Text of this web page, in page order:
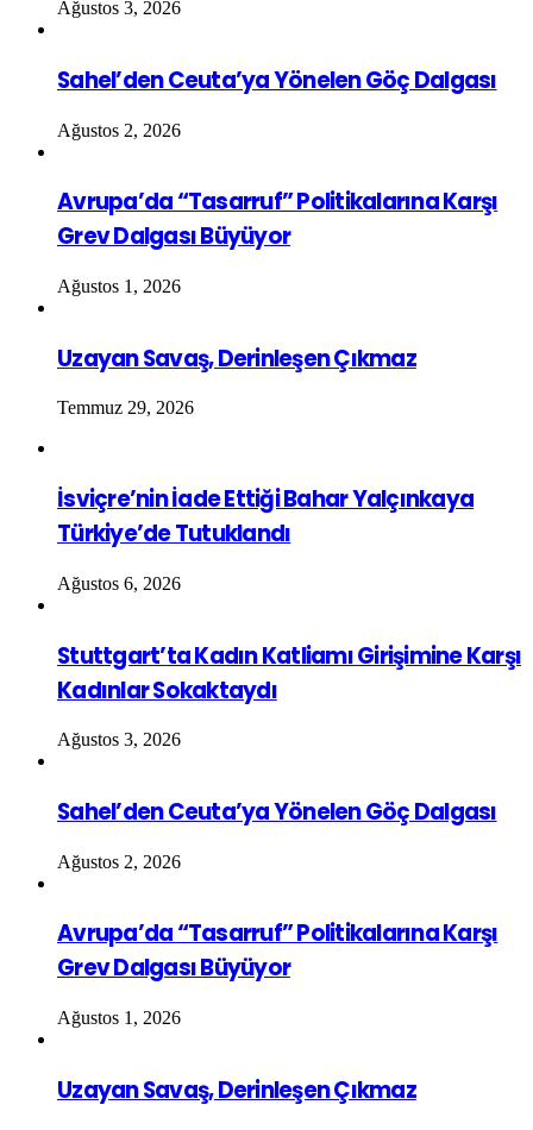
Ağustos 3, 2026
Sahel’den Ceuta’ya Yönelen Göç Dalgası
Ağustos 2, 2026
Avrupa’da “Tasarruf” Politikalarına Karşı
Grev Dalgası Büyüyor
Ağustos 1, 2026
Uzayan Savaş, Derinleşen Çıkmaz
Temmuz 29, 2026
İsviçre’nin İade Ettiği Bahar Yalçınkaya
Türkiye’de Tutuklandı
Ağustos 6, 2026
Stuttgart’ta Kadın Katliamı Girişimine Karşı
Kadınlar Sokaktaydı
Ağustos 3, 2026
Sahel’den Ceuta’ya Yönelen Göç Dalgası
Ağustos 2, 2026
Avrupa’da “Tasarruf” Politikalarına Karşı
Grev Dalgası Büyüyor
Ağustos 1, 2026
Uzayan Savaş, Derinleşen Çıkmaz